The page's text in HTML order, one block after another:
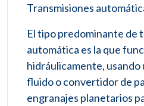
Transmisiones
El tipo predominante de
automática es la que
hidráulicamente,
fluido o convertidor de
engranajes planetarios